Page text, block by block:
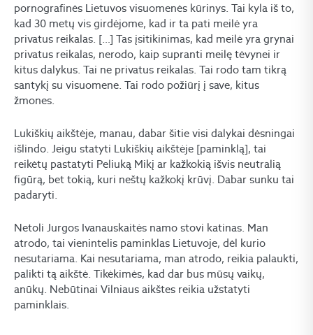
pornografinės Lietuvos visuomenės kūrinys. Tai kyla iš to,
kad 30 metų vis girdėjome, kad ir ta pati meilė yra
privatus reikalas. […] Tas įsitikinimas, kad meilė yra grynai
privatus reikalas, nerodo, kaip supranti meilę tėvynei ir
kitus dalykus. Tai ne privatus reikalas. Tai rodo tam tikrą
santykį su visuomene. Tai rodo požiūrį į save, kitus
žmones.
Lukiškių aikštėje, manau, dabar šitie visi dalykai dėsningai
išlindo. Jeigu statyti Lukiškių aikštėje [paminklą], tai
reikėtų pastatyti Peliuką Mikį ar kažkokią išvis neutralią
figūrą, bet tokią, kuri neštų kažkokį krūvį. Dabar sunku tai
padaryti.
Netoli Jurgos Ivanauskaitės namo stovi katinas. Man
atrodo, tai vienintelis paminklas Lietuvoje, dėl kurio
nesutariama. Kai nesutariama, man atrodo, reikia palaukti,
palikti tą aikštė. Tikėkimės, kad dar bus mūsų vaikų,
anūkų. Nebūtinai Vilniaus aikštes reikia užstatyti
paminklais.